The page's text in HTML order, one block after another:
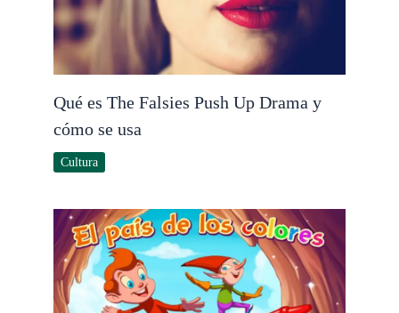
Qué es The Falsies Push Up Drama y
cómo se usa
Cultura